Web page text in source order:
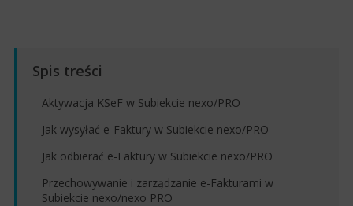
Aktywacja KSeF w Subiekcie nexo/PRO
Jak wysyłać e-Faktury w Subiekcie nexo/PRO
Jak odbierać e-Faktury w Subiekcie nexo/PRO
Przechowywanie i zarządzanie e-Fakturami w
Subiekcie nexo/nexo PRO